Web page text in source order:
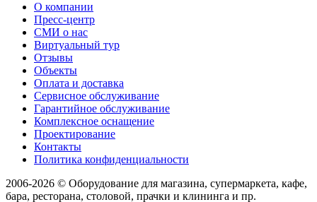
О компании
Пресс-центр
СМИ о нас
Виртуальный тур
Отзывы
Объекты
Оплата и доставка
Сервисное обслуживание
Гарантийное обслуживание
Комплексное оснащение
Проектирование
Контакты
Политика конфиденциальности
2006-2026 © Оборудование для магазина, супермаркета, кафе,
бара, ресторана, столовой, прачки и клининга и пр.